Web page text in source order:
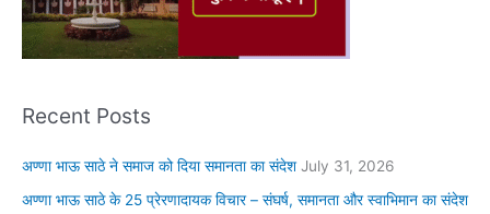
Recent Posts
अण्णा भाऊ साठे ने समाज को दिया समानता का संदेश July 31, 2026
अण्णा भाऊ साठे के 25 प्रेरणादायक विचार – संघर्ष, समानता और स्वाभिमान का संदेश